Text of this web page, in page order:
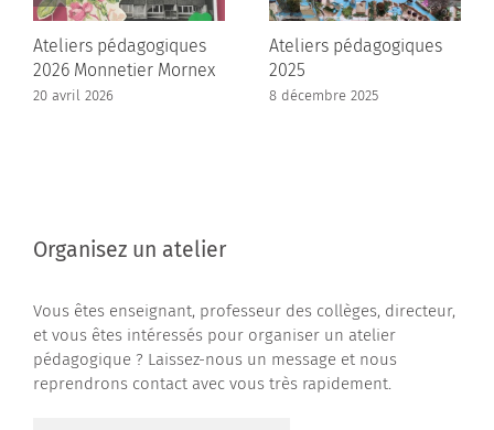
Ateliers pédagogiques
2026 Monnetier Mornex
20 avril 2026
Ateliers pédagogiques
2025
8 décembre 2025
Organisez un atelier
Vous êtes enseignant, professeur des collèges, directeur,
et vous êtes intéressés pour organiser un atelier
pédagogique ? Laissez-nous un message et nous
reprendrons contact avec vous très rapidement.